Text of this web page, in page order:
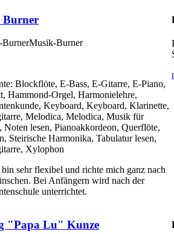
Musik-Burner
Blockflöte, E-Bass, E-Gitarre, E-Piano,
Hammond-Orgel, Harmonielehre,
Keyboard, Keyboard, Klarinette,
Melodica, Melodica, Musik für
Noten lesen, Pianoakkordeon, Querflöte,
Steirische Harmonika, Tabulatur lesen,
Xylophon
sehr flexibel und richte mich ganz nach
Bei Anfängern wird nach der
unterrichtet.
"Papa Lu" Kunze